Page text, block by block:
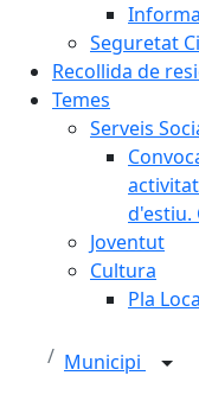
Seguretat
Recollida de
Temes
Serveis
d'estiu.
Joventut
Cultura
Pla
Municipi